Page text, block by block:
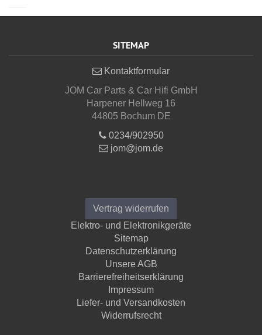
SITEMAP
Kontaktformular
JOM Car Parts & Car Hifi GmbH
Harpener Hellweg 16
44805 Bochum DE
0234/902950
jom@jom.de
Vertrag widerrufen
Elektro- und Elektronikgeräte
Sitemap
Datenschutzerklärung
Unsere AGB
Barrierefreiheitserklärung
Impressum
Liefer- und Versandkosten
Widerrufsrecht